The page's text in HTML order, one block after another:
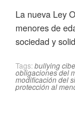
La nueva Ley
menores de
sociedad y
Tags: bullying
obligaciones del
modificación del
protección al